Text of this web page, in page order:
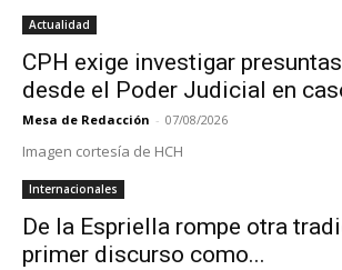
Actualidad
CPH exige investigar
desde el Poder Judicial en
Mesa de Redacción - 07/08/2026
Imagen cortesía de HCH
Internacionales
De la Espriella rompe otra
primer discurso como...